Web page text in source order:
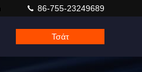
86-755-23249689
Τσάτ